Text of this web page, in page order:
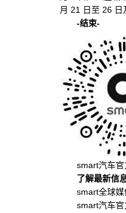
月 21 日至 26 日
-结束-
smart汽车
了解最新信
smart全球
smart汽车